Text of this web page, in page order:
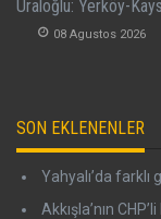
Uraloğlu: Yerköy-
08 Agustos 2026
SON EKLENENLER
Yahyalı’da
Akkışla’nın